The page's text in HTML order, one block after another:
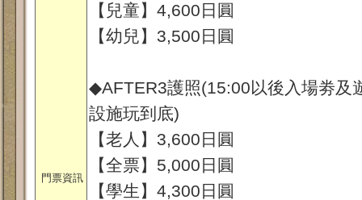
門票資訊
【兒童】4,600日圓
【幼兒】3,500日圓
◆AFTER3護照(15:00以後入場劵及
設施玩到底)
【老人】3,600日圓
【全票】5,000日圓
【學生】4,300日圓